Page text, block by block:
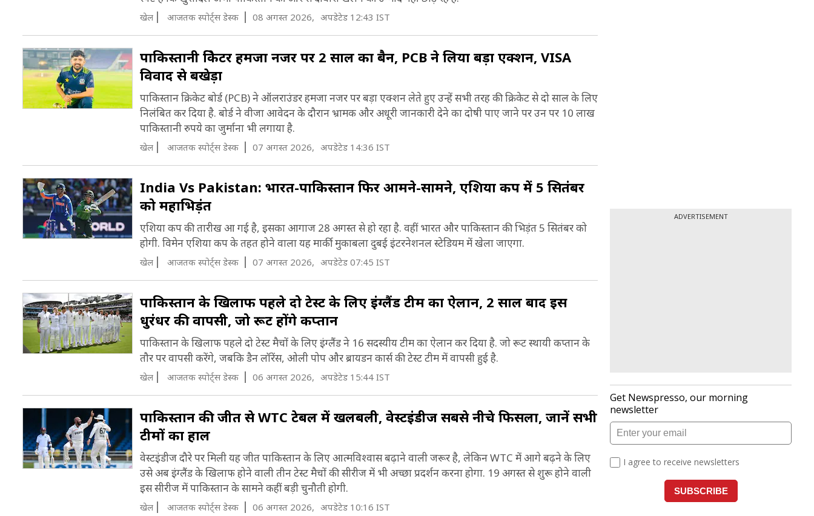
में न्यूजीलैंड और पाकिस्तान के बीच होना है. वहीं 9 मार्च को फाइनल
खेला जाएगा.
खेल आजतक स्पोर्ट्स डेस्क 08 अगस्त 2026, अपडेटेड 12:43 IST
पाकिस्तानी क्रिकेटर हमजा नजर पर 2 साल का बैन, PCB ने ल‍िया बड़ा एक्शन, VISA
व‍िवाद से बखेड़ा
पाकिस्तान क्रिकेट बोर्ड (PCB) ने ऑलराउंडर हमजा नजर पर बड़ा एक्शन लेते हुए उन्हें सभी तरह की क्रिकेट से दो साल के लिए
निलंबित कर दिया है. बोर्ड ने वीजा आवेदन के दौरान भ्रामक और अधूरी जानकारी देने का दोषी पाए जाने पर उन पर 10 लाख
पाकिस्तानी रुपये का जुर्माना भी लगाया है.
खेल आजतक स्पोर्ट्स डेस्क 07 अगस्त 2026, अपडेटेड 14:36 IST
India Vs Pakistan: भारत-पाकिस्तान फिर आमने-सामने, एशिया कप में 5 सितंबर
को महाभ‍िड़ंत
एश‍िया कप की तारीख आ गई है, इसका आगाज 28 अगस्त से हो रहा है. वहीं भारत और पाक‍िस्तान की भ‍िड़ंत 5 स‍ितंबर को
होगी. व‍िमेन एश‍िया कप के तहत होने वाला यह मार्की मुकाबला दुबई इंटरनेशनल स्टेड‍ियम में खेला जाएगा.
खेल आजतक स्पोर्ट्स डेस्क 07 अगस्त 2026, अपडेटेड 07:45 IST
पाकिस्तान के खिलाफ पहले दो टेस्ट के लिए इंग्लैंड टीम का ऐलान, 2 साल बाद इस
धुरंधर की वापसी, जो रूट होंगे कप्तान
पाकिस्तान के खिलाफ पहले दो टेस्ट मैचों के लिए इंग्लैंड ने 16 सदस्यीय टीम का ऐलान कर दिया है. जो रूट स्थायी कप्तान के
तौर पर वापसी करेंगे, जबकि डैन लॉरेंस, ओली पोप और ब्रायडन कार्स की टेस्ट टीम में वापसी हुई है.
खेल आजतक स्पोर्ट्स डेस्क 06 अगस्त 2026, अपडेटेड 15:44 IST
पाकिस्तान की जीत से WTC टेबल में खलबली, वेस्टइंडीज सबसे नीचे फिसला, जानें सभी
टीमों का हाल
वेस्टइंडीज दौरे पर मिली यह जीत पाकिस्तान के लिए आत्मविश्वास बढ़ाने वाली जरूर है, लेकिन WTC में आगे बढ़ने के लिए
उसे अब इंग्लैंड के खिलाफ होने वाली तीन टेस्ट मैचों की सीरीज में भी अच्छा प्रदर्शन करना होगा. 19 अगस्त से शुरू होने वाली
इस सीरीज में पाकिस्तान के सामने कहीं बड़ी चुनौती होगी.
खेल आजतक स्पोर्ट्स डेस्क 06 अगस्त 2026, अपडेटेड 10:16 IST
ADVERTISEMENT